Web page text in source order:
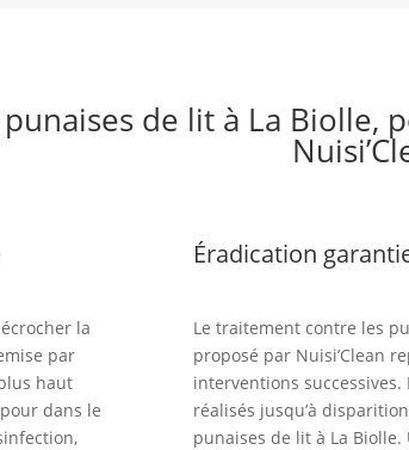
de lit à La Biolle,
la
par
haut
dans le
Éradication
Le traitement contre les
proposé par Nuisi’Clean
interventions successives.
réalisés jusqu’à
punaises de lit à La Biolle.